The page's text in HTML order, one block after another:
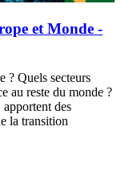
et Monde -
? Quels secteurs
au reste du monde ?
des
la transition